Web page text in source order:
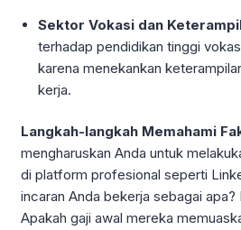
Sektor Vokasi dan
terhadap pendidikan tinggi
karena menekankan
kerja.
Langkah-langkah Memahami
mengharuskan Anda untuk
di platform profesional seperti
incaran Anda bekerja sebagai apa?
Apakah gaji awal mereka